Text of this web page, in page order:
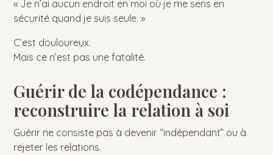
« Je n’ai aucun endroit en moi où je me sens en
sécurité quand je suis seule. »
C’est douloureux.
Mais ce n’est pas une fatalité.
Guérir de la codépendance :
reconstruire la relation à soi
Guérir ne consiste pas à devenir “indépendant” ou à
rejeter les relations.